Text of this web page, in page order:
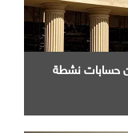
حسابات نشطة